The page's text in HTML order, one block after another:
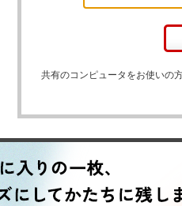
共有のコンピュータをお使いの